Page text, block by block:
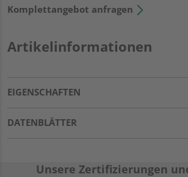
Komplettangebot anfragen
Artikelinformationen
EIGENSCHAFTEN
DATENBLÄTTER
Unsere Zertifizierungen